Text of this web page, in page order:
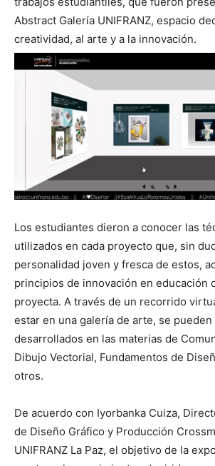
Abstract Galería UNIFRANZ, espacio
creatividad, al arte y a la innovación.
Los estudiantes dieron a conocer las
utilizados en cada proyecto que, sin
personalidad joven y fresca de estos,
principios de innovación en educación
proyecta. A través de un recorrido
estar en una galería de arte, se
desarrollados en las materias de
Dibujo Vectorial, Fundamentos de
otros.
De acuerdo con Iyorbanka Cuiza,
de Diseño Gráfico y Producción
UNIFRANZ La Paz, el objetivo de la